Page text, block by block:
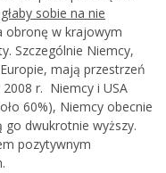
sobie na nie
obronę w krajowym
Szczególnie Niemcy,
mają przestrzeń
r. Niemcy i USA
60%), Niemcy obecnie
dwukrotnie wyższy.
pozytywnym